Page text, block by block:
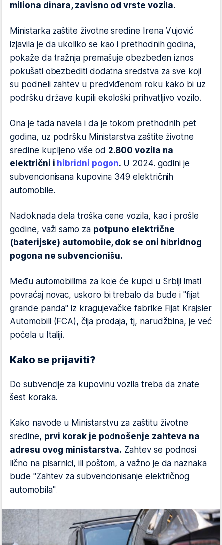
miliona dinara, zavisno od vrste vozila.
Ministarka zaštite životne sredine Irena Vujović
izjavila je da ukoliko se kao i prethodnih godina,
pokaže da tražnja premašuje obezbeđen iznos
pokušati obezbediti dodatna sredstva za sve koji
su podneli zahtev u predviđenom roku kako bi uz
podršku države kupili ekološki prihvatljivo vozilo.
Ona je tada navela i da je tokom prethodnih pet
godina, uz podršku Ministarstva zaštite životne
sredine kupljeno više od 2.800 vozila na
električni i hibridni pogon. U 2024. godini je
subvencionisana kupovina 349 električnih
automobile.
Nadoknada dela troška cene vozila, kao i prošle
godine, važi samo za potpuno električne
(baterijske) automobile, dok se oni hibridnog
pogona ne subvencionišu.
Među automobilima za koje će kupci u Srbiji imati
povraćaj novac, uskoro bi trebalo da bude i "fijat
grande panda" iz kragujevačke fabrike Fijat Krajsler
Automobili (FCA), čija prodaja, tj, narudžbina, je već
počela u Italiji.
Kako se prijaviti?
Do subvencije za kupovinu vozila treba da znate
šest koraka.
Kako navode u Ministarstvu za zaštitu životne
sredine, prvi korak je podnošenje zahteva na
adresu ovog ministarstva. Zahtev se podnosi
lično na pisarnici, ili poštom, a važno je da naznaka
bude "Zahtev za subvencionisanje električnog
automobila".